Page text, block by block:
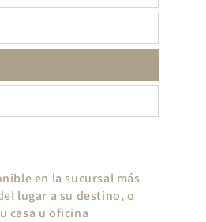
en la sucursal más
lugar a su destino, o
casa u oficina